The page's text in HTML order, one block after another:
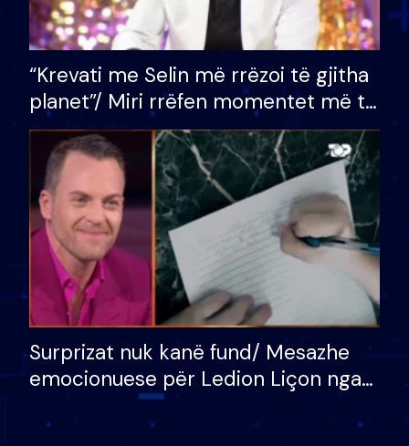
“Krevati me Selin më rrëzoi të gjitha
planet”/ Miri rrëfen momentet më të
bukura në shtëpinë e BB VIP: Do më
mungojë zilja e mëngjesit kur…
Surprizat nuk kanë fund/ Mesazhe
emocionuese për Ledion Liçon nga
nëna dhe fëmijët e tij, moderatori
nuk i mban dot lotët: Nuk meritoj…